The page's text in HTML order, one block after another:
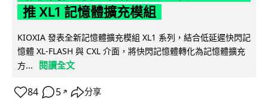
推 XL1 記憶體擴充模組
KIOXIA 發表全新記憶體擴充模組 XL1 系列，結合低延遲快閃記
憶體 XL-FLASH 與 CXL 介面，將快閃記憶體轉化為記憶體擴充
方...
閱讀全文
84 5 ↗ 分享